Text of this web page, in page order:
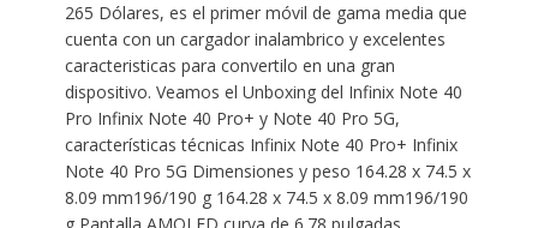
265 Dólares, es el primer móvil de gama media que
cuenta con un cargador inalambrico y excelentes
caracteristicas para convertilo en una gran
dispositivo. Veamos el Unboxing del Infinix Note 40
Pro Infinix Note 40 Pro+ y Note 40 Pro 5G,
características técnicas Infinix Note 40 Pro+ Infinix
Note 40 Pro 5G Dimensiones y peso 164.28 x 74.5 x
8.09 mm196/190 g 164.28 x 74.5 x 8.09 mm196/190